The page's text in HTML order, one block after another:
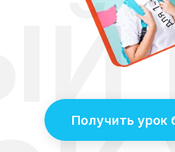
Получить урок